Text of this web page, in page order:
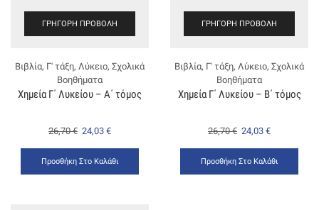
ΓΡΉΓΟΡΗ ΠΡΟΒΟΛΉ
Βιβλία, Γ' τάξη, Λύκειο, Σχολικά
Βοηθήματα
Χημεία Γ΄ Λυκείου – Α΄ τόμος
26,70€ 24,03 €
Προσθήκη Στο Καλάθι
ΓΡΉΓΟΡΗ ΠΡΟΒΟΛΉ
Βιβλία, Γ' τάξη, Λύκειο, Σχολικά
Βοηθήματα
Χημεία Γ΄ Λυκείου – Β΄ τόμος
26,70€ 24,03 €
Προσθήκη Στο Καλάθι